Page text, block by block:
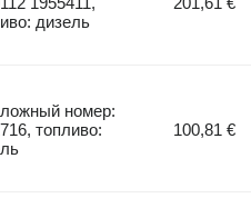
дизель
номер:
топливо:
100,81 €